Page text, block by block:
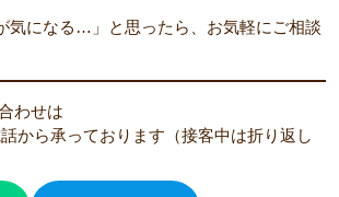
気になる…」と思ったら、お気軽にご相談
わせは
から承っております（接客中は折り返し